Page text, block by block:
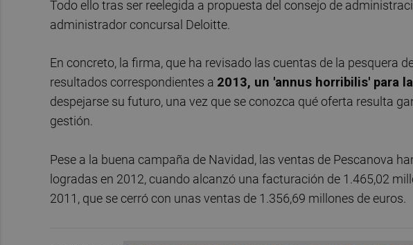
Todo ello tras ser reelegida a propuesta del consejo de
administrador concursal Deloitte.
En concreto, la firma, que ha revisado las cuentas de la pesquera
resultados correspondientes a 2013, un 'annus horribilis' para
despejarse su futuro, una vez que se conozca qué oferta resulta
gestión.
Pese a la buena campaña de Navidad, las ventas de Pescanova
logradas en 2012, cuando alcanzó una facturación de 1.465,02
2011, que se cerró con unas ventas de 1.356,69 millones de euros.